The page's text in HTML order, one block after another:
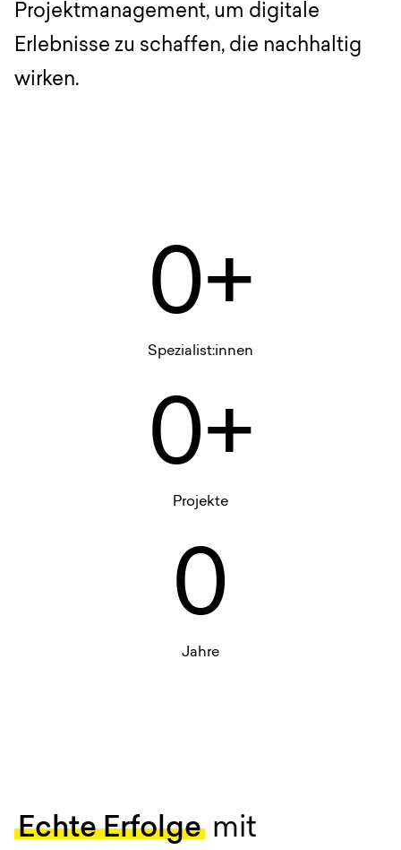
Projektmanagement, um digitale
Erlebnisse zu schaffen, die nachhaltig
wirken.
0+
Spezialist:innen
0+
Projekte
0
Jahre
Echte Erfolge mit